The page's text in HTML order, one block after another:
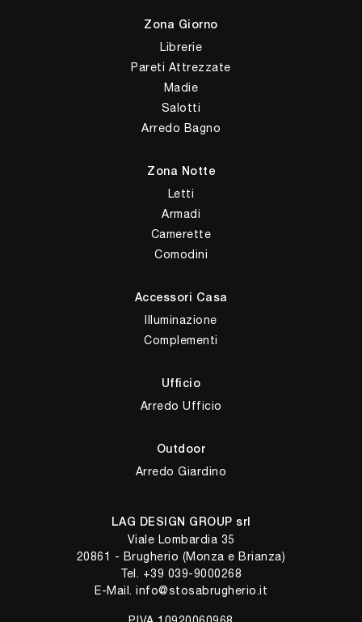
Zona Giorno
Librerie
Pareti Attrezzate
Madie
Salotti
Arredo Bagno
Zona Notte
Letti
Armadi
Camerette
Comodini
Accessori Casa
Illuminazione
Complementi
Ufficio
Arredo Ufficio
Outdoor
Arredo Giardino
LAG DESIGN GROUP srl
Viale Lombardia 35
20861 - Brugherio (Monza e Brianza)
Tel. +39 039-9000268
E-Mail. info@stosabrugherio.it